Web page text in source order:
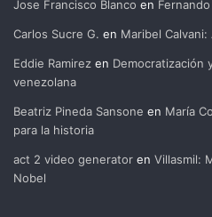
Jose Francisco Blanco en
Carlos Sucre G. en Maribel
Eddie Ramirez en Democratización
venezolana
Beatriz Pineda Sansone en María
para la historia
act 2 video generator en Villasmil:
Nobel